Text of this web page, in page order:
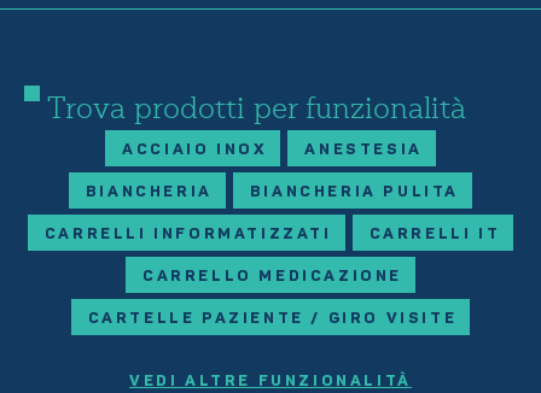
Trova prodotti per funzionalità
ACCIAIO INOX ANESTESIA
BIANCHERIA BIANCHERIA PULITA
CARRELLI INFORMATIZZATI CARRELLI IT
CARRELLO MEDICAZIONE
CARTELLE PAZIENTE / GIRO VISITE
VEDI ALTRE FUNZIONALITÀ